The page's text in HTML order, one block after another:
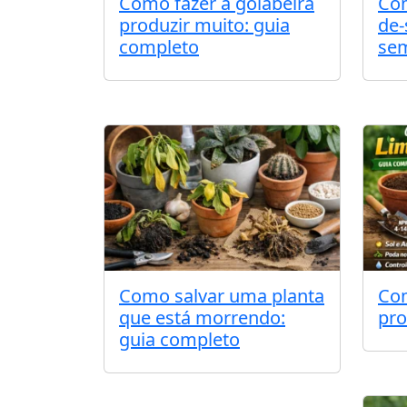
produzir muito: guia
completo
Como salvar uma planta
que está morrendo:
guia completo